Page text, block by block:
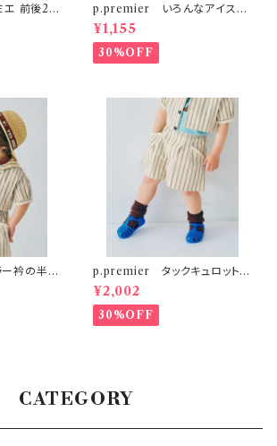
パースカ
p.premier いろんなアイスち
ょーだいグラフィックリンガーT
シャツ ミント
¥1,155
30%OFF
衿の半袖
p.premier タックキュロットハ
ーフパンツ
¥2,002
30%OFF
CATEGORY